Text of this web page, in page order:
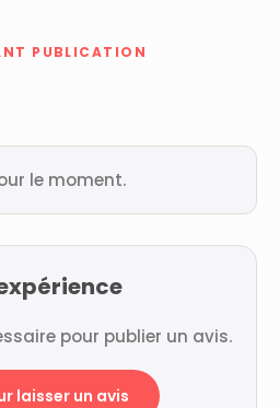
PUBLICATION
le moment.
pour publier un avis.
laisser un avis